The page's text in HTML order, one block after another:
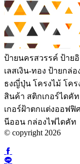
ป้ายนครสวรรค์ ป้าย
เลสเงิน-ทอง ป้ายกล่
ธงญี่ปุ่น โครงไม้ โคร
สินค้า สติกเกอร์ไดคั
เกอร์ฝ้าตกแต่งออฟฟิ
นีออน กล่องไฟไดคัท
© copyright 2026